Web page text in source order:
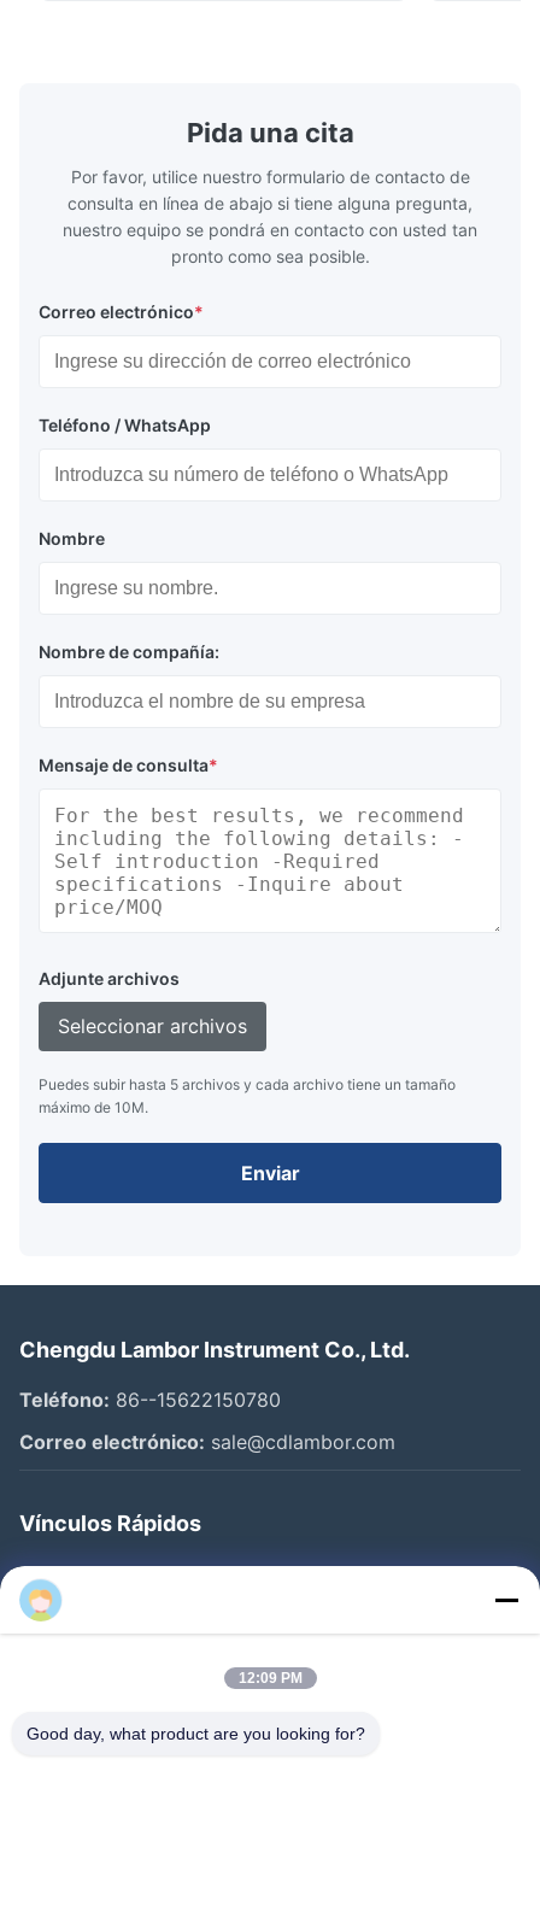
Pida una cita
Por favor, utilice nuestro formulario de contacto de
consulta en línea de abajo si tiene alguna pregunta,
nuestro equipo se pondrá en contacto con usted tan
pronto como sea posible.
Correo electrónico*
Teléfono / WhatsApp
Nombre
Nombre de compañía:
Mensaje de consulta*
Adjunte archivos
Seleccionar archivos
Puedes subir hasta 5 archivos y cada archivo tiene un tamaño
máximo de 10M.
Enviar
Chengdu Lambor Instrument Co., Ltd.
Teléfono: 86--15622150780
Correo electrónico: sale@cdlambor.com
Vínculos Rápidos
Inicio
Productos
Control De Calidad
12:09 PM
Good day, what product are you looking for?